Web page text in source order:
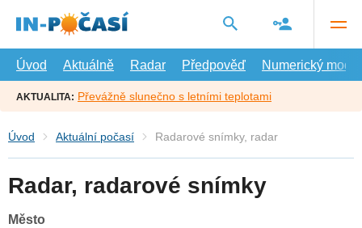
hlavní
Úvod
Aktuálně Radar Předpověď Numerický model
AKTUALITA: Převážně slunečno s letními teplotami
Úvod Aktuální počasí Radarové snímky, radar
Radar, radarové snímky
Město